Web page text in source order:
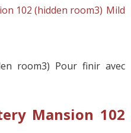
Mild
room3) Pour finir avec
Mansion 102